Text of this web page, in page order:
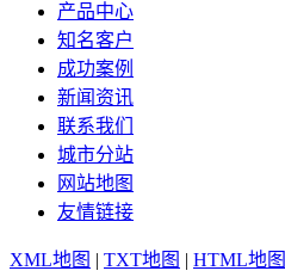
产品中心
知名客户
成功案例
新闻资讯
联系我们
城市分站
网站地图
友情链接
XML地图 | TXT地图 | HTML地图